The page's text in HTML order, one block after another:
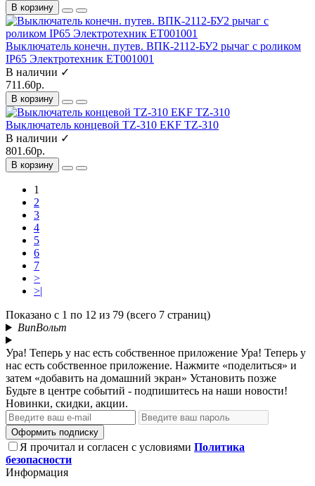
В корзину
Выключатель конечн. путев. ВПК-2112-БУ2 рычаг с роликом
IP65 Электротехник ET001001
В наличии ✓
711.60р.
В корзину
Выключатель концевой TZ-310 EKF TZ-310
В наличии ✓
801.60р.
В корзину
1
2
3
4
5
6
7
>
>|
Показано с 1 по 12 из 79 (всего 7 страниц)
ВипВольт
Ура! Теперь у нас есть собственное приложение Ура! Теперь у
нас есть собственное приложение. Нажмите «поделиться» и
затем «добавить на домашний экран» Установить позже
Будьте в центре событий - подпишитесь на наши новости!
Новинки, скидки, акции.
Оформить подписку
Я прочитал и согласен с условиями Политика
безопасности
Информация